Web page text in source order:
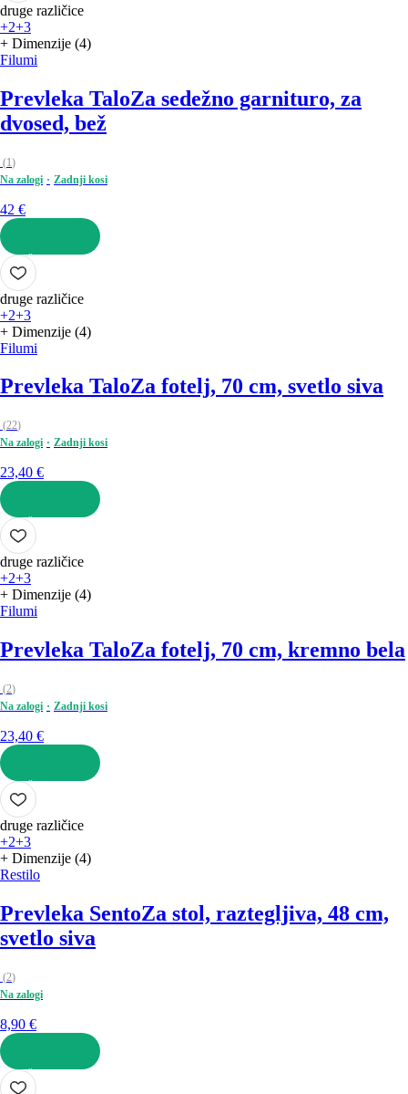
druge različice
+2+3
+ Dimenzije (4)
Filumi
Prevleka TaloZa sedežno garnituro, za
dvosed, bež
(1)
Na zalogi
Zadnji kosi
42 €
V KOŠARICO
druge različice
+2+3
+ Dimenzije (4)
Filumi
Prevleka TaloZa fotelj, 70 cm, svetlo siva
(22)
Na zalogi
Zadnji kosi
23,40 €
V KOŠARICO
druge različice
+2+3
+ Dimenzije (4)
Filumi
Prevleka TaloZa fotelj, 70 cm, kremno bela
(2)
Na zalogi
Zadnji kosi
23,40 €
V KOŠARICO
druge različice
+2+3
+ Dimenzije (4)
Restilo
Prevleka SentoZa stol, raztegljiva, 48 cm,
svetlo siva
(2)
Na zalogi
8,90 €
V KOŠARICO